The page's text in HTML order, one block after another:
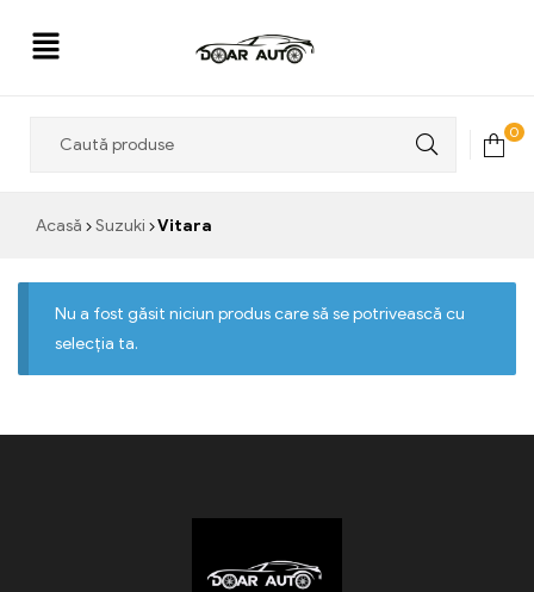
0
Acasă Suzuki Vitara
Nu a fost găsit niciun produs care să se potrivească cu
selecția ta.